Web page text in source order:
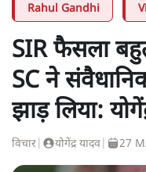
Rahul Gandhi
SIR फैसला
SC ने
झाड़ लिया:
विचार योगेंद्र यादव 27